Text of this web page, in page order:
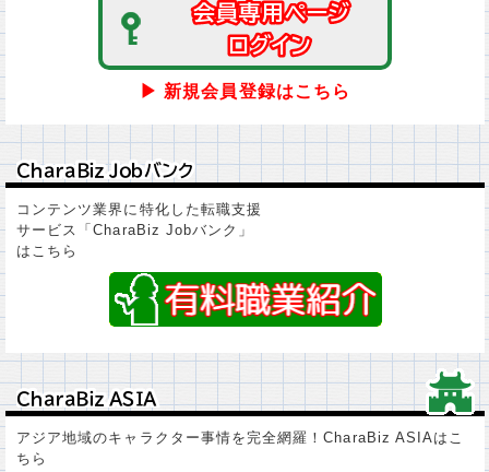
会員専用ページ
会員専用ページ
ログイン
ログイン
▶ 新規会員登録はこちら
ＣｈａｒａＢｉｚ Ｊｏｂバンク
ＣｈａｒａＢｉｚ Ｊｏｂバンク
コンテンツ業界に特化した転職支援
サービス「CharaBiz Jobバンク」
はこちら
ＣｈａｒａＢｉｚ ＡＳＩＡ
ＣｈａｒａＢｉｚ ＡＳＩＡ
アジア地域のキャラクター事情を完全網羅！CharaBiz ASIAはこ
ちら